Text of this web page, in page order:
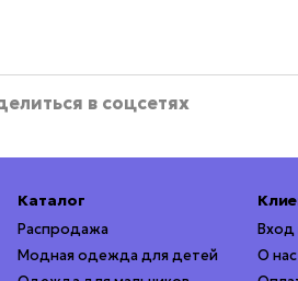
в соцсетях
Каталог
Распродажа
Модная одежда для детей
Вход
О нас